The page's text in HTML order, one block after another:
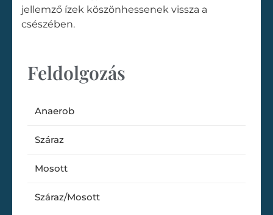
jellemző ízek köszönhessenek vissza a
csészében.
Feldolgozás
Anaerob
Száraz
Mosott
Száraz/Mosott